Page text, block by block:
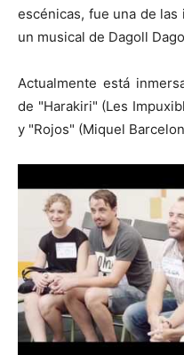
escénicas, fue una de
un musical de Dagoll
Actualmente está
de "Harakiri" (Les
y "Rojos" (Miquel